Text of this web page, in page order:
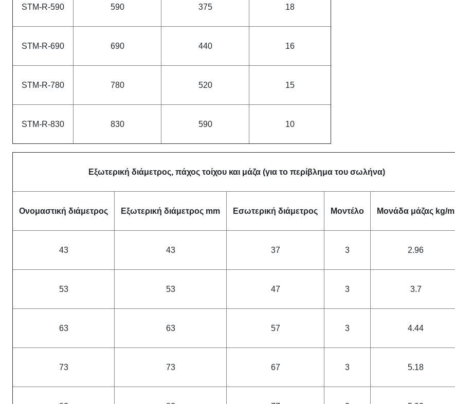
STM-R-590 590 375 18
STM-R-690 690 440 16
STM-R-780 780 520 15
STM-R-830 830 590 10
Εξωτερική διάμετρος, πάχος τοίχου και μάζα (για το περίβλημα του σωλήνα)
Ονομαστική διάμετρος Εξωτερική διάμετρος mm Εσωτερική διάμετρος Μοντέλο Μονάδα μάζας kg/m
43 43 37 3 2.96
53 53 47 3 3.7
63 63 57 3 4.44
73 73 67 3 5.18